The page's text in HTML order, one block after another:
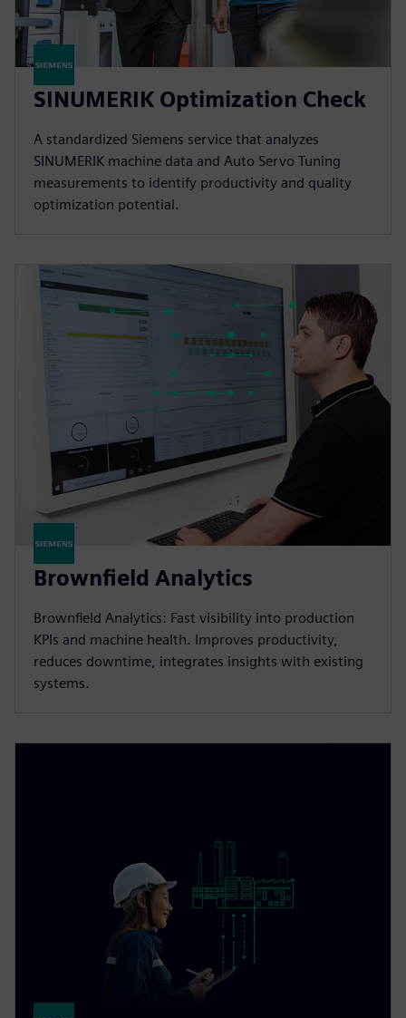
SINUMERIK Optimization Check
A standardized Siemens service that analyzes
SINUMERIK machine data and Auto Servo Tuning
measurements to identify productivity and quality
optimization potential.
Brownfield Analytics
Brownfield Analytics: Fast visibility into production
KPIs and machine health. Improves productivity,
reduces downtime, integrates insights with existing
systems.